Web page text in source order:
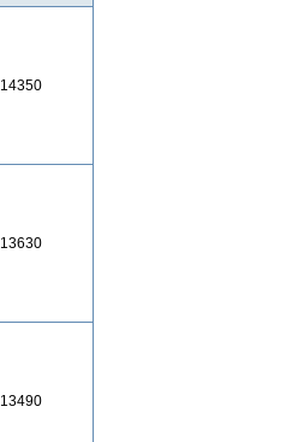
14350
13630
13490